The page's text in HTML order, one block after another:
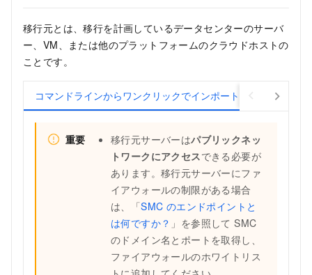
移行元とは、移行を計画しているデータセンターのサーバ
ー、VM、または他のプラットフォームのクラウドホストの
ことです。
コマンドラインからワンクリックでインポート (推奨)
重要 移行元サーバーはパブリックネッ
トワークにアクセスできる必要が
あります。移行元サーバーにファ
イアウォールの制限がある場合
は、「SMC のエンドポイントと
は何ですか？ 」を参照して SMC
のドメイン名とポートを取得し、
ファイアウォールのホワイトリス